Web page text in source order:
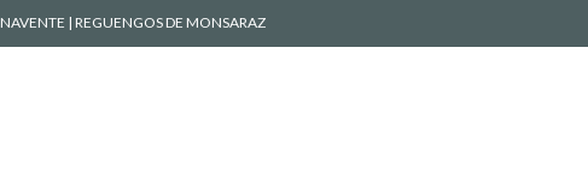
| REGUENGOS DE MONSARAZ